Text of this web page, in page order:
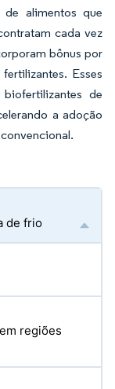
alimentos que
cada vez
bônus por
Esses
de
a adoção
de frio
regiões